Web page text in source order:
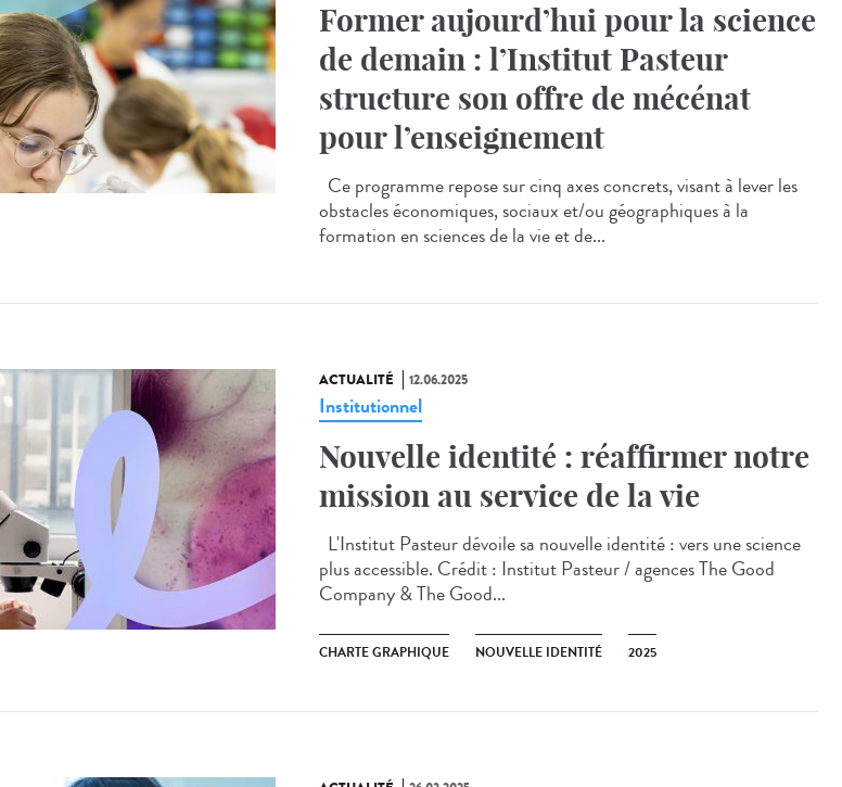
Former aujourd’hui pour la science
de demain : l’Institut Pasteur
structure son offre de mécénat
pour l’enseignement
Ce programme repose sur cinq axes concrets, visant à lever les
obstacles économiques, sociaux et/ou géographiques à la
formation en sciences de la vie et de...
ACTUALITÉ 12.06.2025
Institutionnel
Nouvelle identité : réaffirmer notre
mission au service de la vie
L'Institut Pasteur dévoile sa nouvelle identité : vers une science
plus accessible. Crédit : Institut Pasteur / agences The Good
Company & The Good...
CHARTE GRAPHIQUE NOUVELLE IDENTITÉ 2025